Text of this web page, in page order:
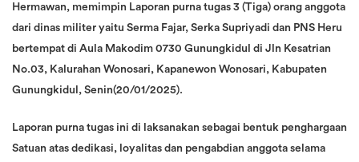
Hermawan, memimpin Laporan purna tugas 3 (Tiga) orang anggota
dari dinas militer yaitu Serma Fajar, Serka Supriyadi dan PNS Heru
bertempat di Aula Makodim 0730 Gunungkidul di Jln Kesatrian
No.03, Kalurahan Wonosari, Kapanewon Wonosari, Kabupaten
Gunungkidul, Senin(20/01/2025).
Laporan purna tugas ini di laksanakan sebagai bentuk penghargaan
Satuan atas dedikasi, loyalitas dan pengabdian anggota selama